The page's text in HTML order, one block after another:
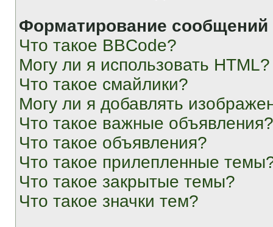
Форматирование
Что такое BBCode?
Могу ли я использовать HTML?
Что такое смайлики?
Могу ли я добавлять
Что такое важные объявления?
Что такое объявления?
Что такое прилепленные
Что такое закрытые темы?
Что такое значки тем?